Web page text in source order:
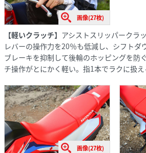
画像(27枚)
【軽いクラッチ】 アシストスリッパークラ
レバーの操作力を20％も低減し、シフトダ
ブレーキを抑制して後輪のホッピングを防
チ操作がとにかく軽い。指1本でラクに扱え
画像(27枚)